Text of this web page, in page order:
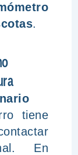
.
tiene
En